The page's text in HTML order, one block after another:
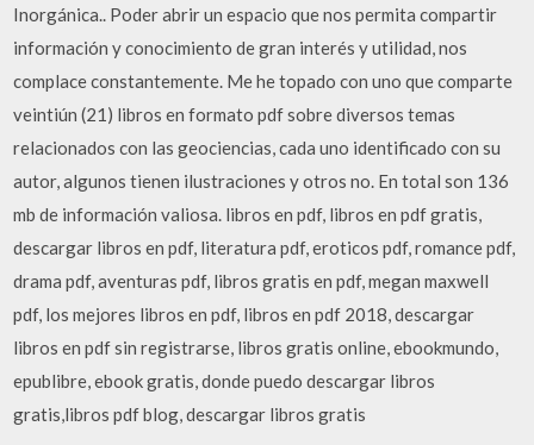
Inorgánica.. Poder abrir un espacio que nos permita compartir
información y conocimiento de gran interés y utilidad, nos
complace constantemente. Me he topado con uno que comparte
veintiún (21) libros en formato pdf sobre diversos temas
relacionados con las geociencias, cada uno identificado con su
autor, algunos tienen ilustraciones y otros no. En total son 136
mb de información valiosa. libros en pdf, libros en pdf gratis,
descargar libros en pdf, literatura pdf, eroticos pdf, romance pdf,
drama pdf, aventuras pdf, libros gratis en pdf, megan maxwell
pdf, los mejores libros en pdf, libros en pdf 2018, descargar
libros en pdf sin registrarse, libros gratis online, ebookmundo,
epublibre, ebook gratis, donde puedo descargar libros
gratis,libros pdf blog, descargar libros gratis